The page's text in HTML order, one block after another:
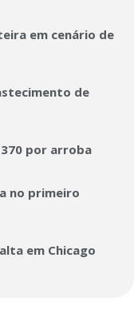
em cenário de
de
por arroba
no primeiro
em Chicago